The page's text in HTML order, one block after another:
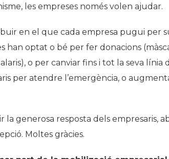
les empreses només volen ajudar.
en el que cada empresa pugui per
han optat o bé per fer donacions
o per canviar fins i tot la seva
per atendre l’emergència, o
la generosa resposta dels empresaris,
Moltes gràcies.